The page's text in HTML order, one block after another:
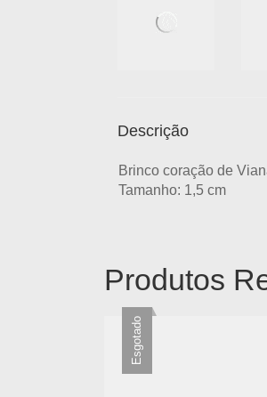
Descrição
Brinco coração de
Tamanho: 1,5 cm
Produtos
Esgotado